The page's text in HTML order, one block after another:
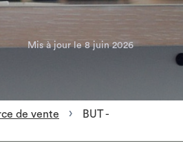
Mis à jour le 8 juin 2026
de vente
BUT -